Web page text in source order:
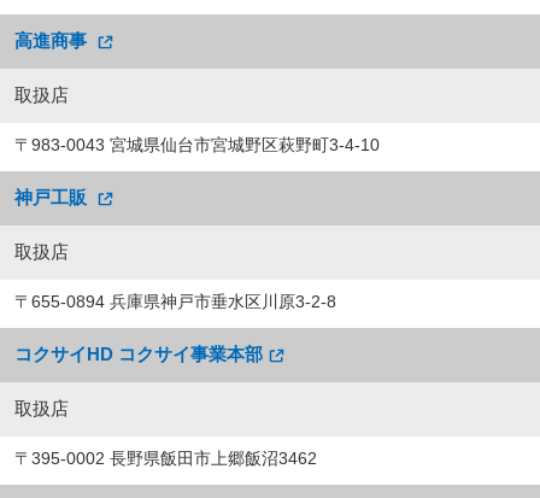
高進商事
取扱店
〒983-0043 宮城県仙台市宮城野区萩野町3-4-10
神戸工販
取扱店
〒655-0894 兵庫県神戸市垂水区川原3-2-8
コクサイHD コクサイ事業本部
取扱店
〒395-0002 長野県飯田市上郷飯沼3462